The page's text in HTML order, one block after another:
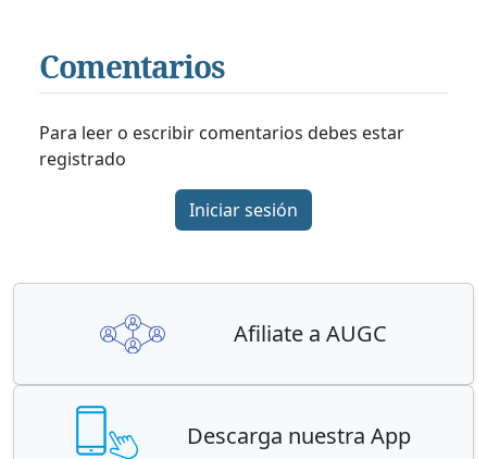
Comentarios
Para leer o escribir comentarios debes estar
registrado
Iniciar sesión
Afiliate a AUGC
Descarga nuestra App